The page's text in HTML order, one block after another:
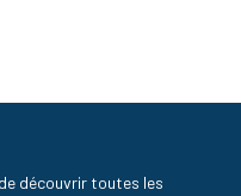
découvrir toutes les